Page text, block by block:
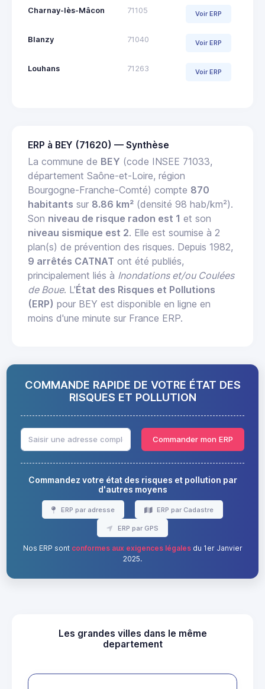
Charnay-lès-Mâcon 71105 Voir ERP
Blanzy 71040 Voir ERP
Louhans 71263 Voir ERP
ERP à BEY (71620) — Synthèse
La commune de BEY (code INSEE 71033,
département Saône-et-Loire, région
Bourgogne-Franche-Comté) compte 870
habitants sur 8.86 km² (densité 98 hab/km²).
Son niveau de risque radon est 1 et son
niveau sismique est 2. Elle est soumise à 2
plan(s) de prévention des risques. Depuis 1982,
9 arrêtés CATNAT ont été publiés,
principalement liés à Inondations et/ou Coulées
de Boue. L'État des Risques et Pollutions
(ERP) pour BEY est disponible en ligne en
moins d'une minute sur France ERP.
COMMANDE RAPIDE DE VOTRE ÉTAT DES
RISQUES ET POLLUTION
Commander mon ERP
Commandez votre état des risques et pollution par
d'autres moyens
ERP par adresse ERP par Cadastre
ERP par GPS
Nos ERP sont conformes aux exigences légalesdu 1er Janvier
2025.
Les grandes villes dans le même
departement